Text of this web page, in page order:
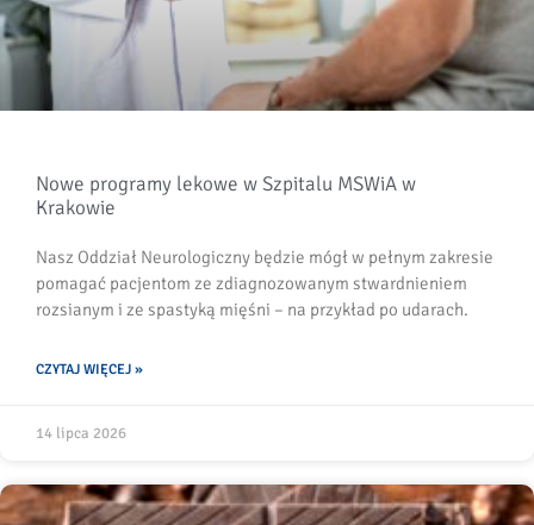
Nowe programy lekowe w Szpitalu MSWiA w
Krakowie
Nasz Oddział Neurologiczny będzie mógł w pełnym zakresie
pomagać pacjentom ze zdiagnozowanym stwardnieniem
rozsianym i ze spastyką mięśni – na przykład po udarach.
CZYTAJ WIĘCEJ »
14 lipca 2026